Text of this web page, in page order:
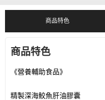
商品特色
商品特色
《營養輔助食品》
精製深海鮫魚肝油膠囊